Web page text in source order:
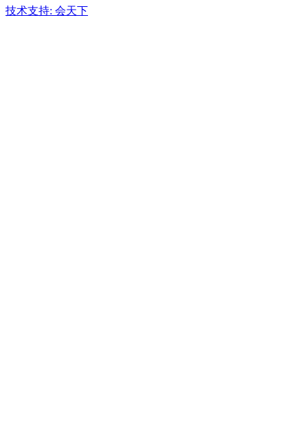
技术支持: 会天下